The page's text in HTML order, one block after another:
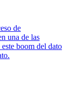
de
una de las
boom del dato